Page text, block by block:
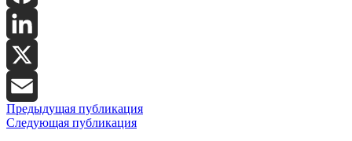
Facebook
LinkedIn
X
Email
Предыдущая публикация
Следующая публикация